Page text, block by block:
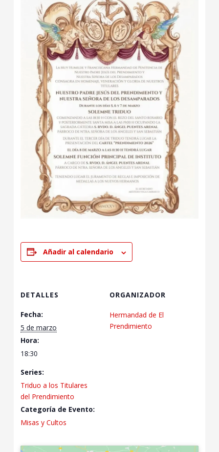
Añadir al calendario
DETALLES
Fecha:
5 de marzo
Hora:
18:30
Series:
Triduo a los Titulares
del Prendimiento
Categoría de Evento:
Misas y Cultos
ORGANIZADOR
Hermandad de El
Prendimiento